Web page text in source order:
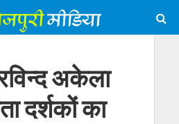
अकेला
दर्शकों का